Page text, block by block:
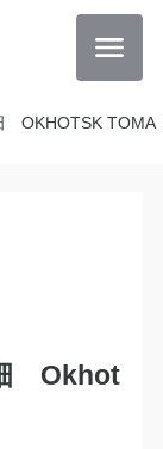
OKHOTSK TOMA
Okhot